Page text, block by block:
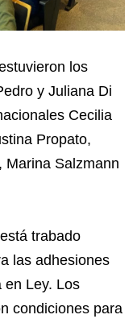
los
y Juliana Di
Cecilia
Propato,
Marina Salzmann
trabado
las adhesiones
en Ley. Los
condiciones para